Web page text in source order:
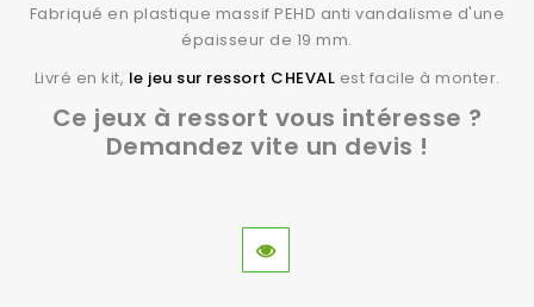
Fabriqué en plastique massif PEHD anti vandalisme d'une
épaisseur de 19 mm.
Livré en kit, le jeu sur ressort CHEVAL est facile à monter.
Ce jeux à ressort vous intéresse ?
Demandez vite un devis !